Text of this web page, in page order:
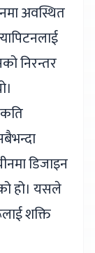
अवस्थित
निरन्तर
डिजाइन
हो। यसले
शक्ति